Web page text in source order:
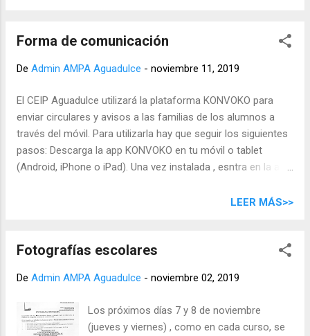
Forma de comunicación
De Admin AMPA Aguadulce - noviembre 11, 2019
El CEIP Aguadulce utilizará la plataforma KONVOKO para
enviar circulares y avisos a las familias de los alumnos a
través del móvil. Para utilizarla hay que seguir los siguientes
pasos: Descarga la app KONVOKO en tu móvil o tablet
(Android, iPhone o iPad). Una vez instalada , esntra en la app
AGUADULCE ". Haz click en " SEGUIR " que sale a la derecha.
LEER MÁS>>
Fotografías escolares
De Admin AMPA Aguadulce - noviembre 02, 2019
Los próximos días 7 y 8 de noviembre
(jueves y viernes) , como en cada curso, se